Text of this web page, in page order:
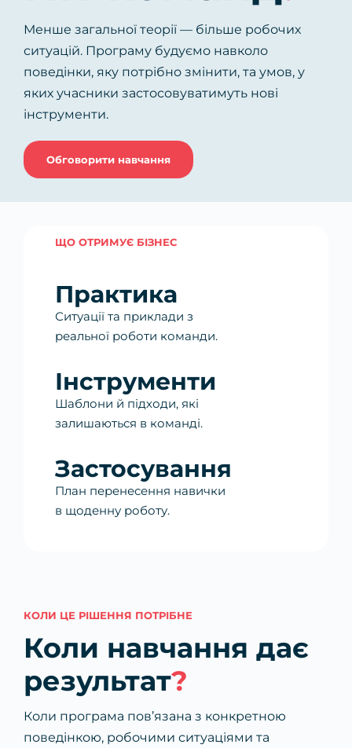
Консультація
Менше загальної теорії — більше робочих
ситуацій. Програму будуємо навколо
поведінки, яку потрібно змінити, та умов, у
яких учасники застосовуватимуть нові
інструменти.
Обговорити навчання
ЩО ОТРИМУЄ БІЗНЕС
Практика
Ситуації та приклади з
реальної роботи команди.
Інструменти
Шаблони й підходи, які
залишаються в команді.
Застосування
План перенесення навички
в щоденну роботу.
КОЛИ ЦЕ РІШЕННЯ ПОТРІБНЕ
Коли навчання дає
результат?
Коли програма пов’язана з конкретною
поведінкою, робочими ситуаціями та